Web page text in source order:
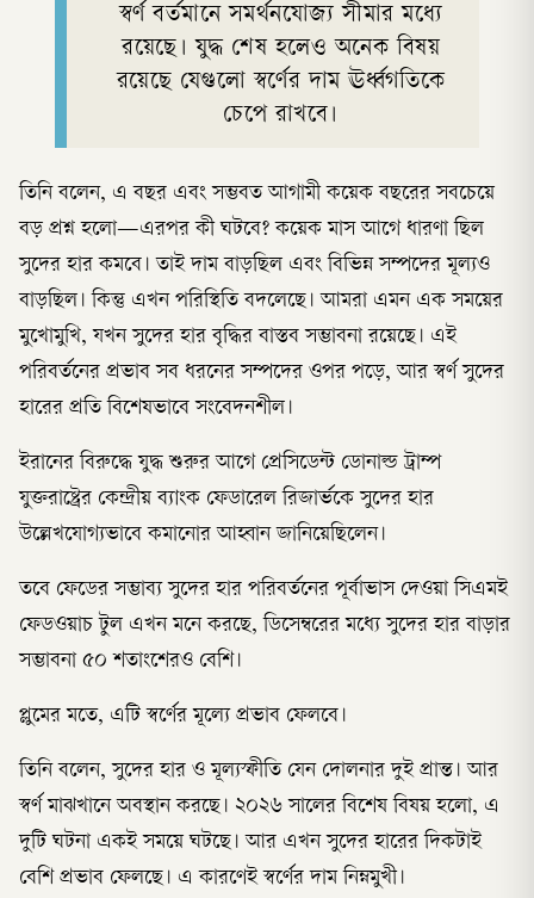
স্বর্ণ বর্তমানে সমর্থনযোজ্য সীমার মধ্যে
রয়েছে। যুদ্ধ শেষ হলেও অনেক বিষয়
রয়েছে যেগুলো স্বর্ণের দাম ঊর্ধ্বগতিকে
চেপে রাখবে।
তিনি বলেন, এ বছর এবং সম্ভবত আগামী কয়েক বছরের সবচেয়ে
বড় প্রশ্ন হলো—এরপর কী ঘটবে? কয়েক মাস আগে ধারণা ছিল
সুদের হার কমবে। তাই দাম বাড়ছিল এবং বিভিন্ন সম্পদের মূল্যও
বাড়ছিল। কিন্তু এখন পরিস্থিতি বদলেছে। আমরা এমন এক সময়ের
মুখোমুখি, যখন সুদের হার বৃদ্ধির বাস্তব সম্ভাবনা রয়েছে। এই
পরিবর্তনের প্রভাব সব ধরনের সম্পদের ওপর পড়ে, আর স্বর্ণ সুদের
হারের প্রতি বিশেষভাবে সংবেদনশীল।
ইরানের বিরুদ্ধে যুদ্ধ শুরুর আগে প্রেসিডেন্ট ডোনাল্ড ট্রাম্প
যুক্তরাষ্ট্রের কেন্দ্রীয় ব্যাংক ফেডারেল রিজার্ভকে সুদের হার
উল্লেখযোগ্যভাবে কমানোর আহ্বান জানিয়েছিলেন।
তবে ফেডের সম্ভাব্য সুদের হার পরিবর্তনের পূর্বাভাস দেওয়া সিএমই
ফেডওয়াচ টুল এখন মনে করছে, ডিসেম্বরের মধ্যে সুদের হার বাড়ার
সম্ভাবনা ৫০ শতাংশেরও বেশি।
প্লুমের মতে, এটি স্বর্ণের মূল্যে প্রভাব ফেলবে।
তিনি বলেন, সুদের হার ও মূল্যস্ফীতি যেন দোলনার দুই প্রান্ত। আর
স্বর্ণ মাঝখানে অবস্থান করছে। ২০২৬ সালের বিশেষ বিষয় হলো, এ
দুটি ঘটনা একই সময়ে ঘটছে। আর এখন সুদের হারের দিকটাই
বেশি প্রভাব ফেলছে। এ কারণেই স্বর্ণের দাম নিম্নমুখী।